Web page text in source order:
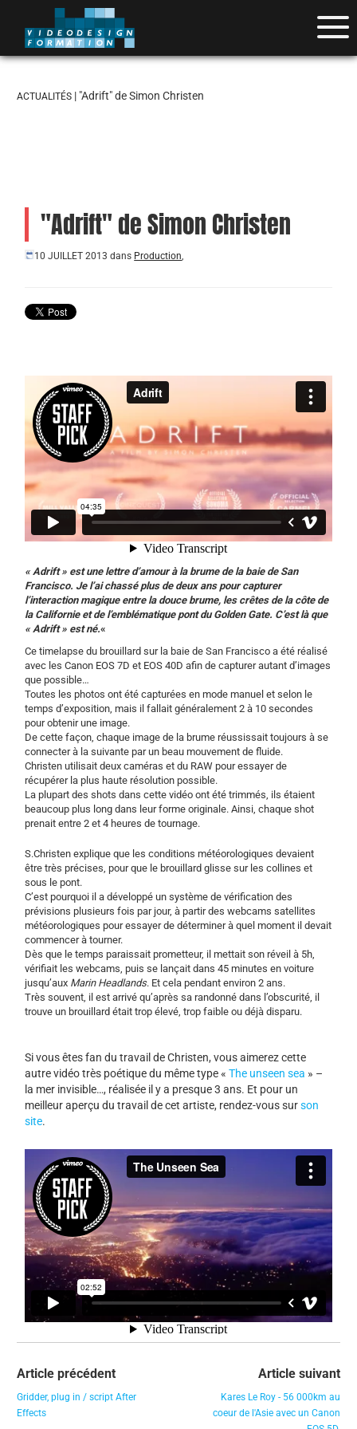
ACTUALITÉS | "Adrift" de Simon Christen
"Adrift" de Simon Christen
10 JUILLET 2013 dans Production,
« Adrift » est une lettre d’amour à la brume de la baie de San
Francisco. Je l’ai chassé plus de deux ans pour capturer
l’interaction magique entre la douce brume, les crêtes de la côte de
la Californie et de l’emblématique pont du Golden Gate. C’est là que
« Adrift » est né.«
Ce timelapse du brouillard sur la baie de San Francisco a été réalisé
avec les Canon EOS 7D et EOS 40D afin de capturer autant d’images
que possible…
Toutes les photos ont été capturées en mode manuel et selon le
temps d’exposition, mais il fallait généralement 2 à 10 secondes
pour obtenir une image.
De cette façon, chaque image de la brume réussissait toujours à se
connecter à la suivante par un beau mouvement de fluide.
Christen utilisait deux caméras et du RAW pour essayer de
récupérer la plus haute résolution possible.
La plupart des shots dans cette vidéo ont été trimmés, ils étaient
beaucoup plus long dans leur forme originale. Ainsi, chaque shot
prenait entre 2 et 4 heures de tournage.
S.Christen explique que les conditions météorologiques devaient
être très précises, pour que le brouillard glisse sur les collines et
sous le pont.
C’est pourquoi il a développé un système de vérification des
prévisions plusieurs fois par jour, à partir des webcams satellites
météorologiques pour essayer de déterminer à quel moment il devait
commencer à tourner.
Dès que le temps paraissait prometteur, il mettait son réveil à 5h,
vérifiait les webcams, puis se lançait dans 45 minutes en voiture
jusqu’aux Marin Headlands. Et cela pendant environ 2 ans.
Très souvent, il est arrivé qu’après sa randonné dans l’obscurité, il
trouve un brouillard était trop élevé, trop faible ou déjà disparu.
Si vous êtes fan du travail de Christen, vous aimerez cette
autre vidéo très poétique du même type «The unseen sea » –
la mer invisible…, réalisée il y a presque 3 ans. Et pour un
meilleur aperçu du travail de cet artiste, rendez-vous surson
site.
Article précédent
Gridder, plug in / script After
Effects
Article suivant
Kares Le Roy - 56 000km au
coeur de l'Asie avec un Canon